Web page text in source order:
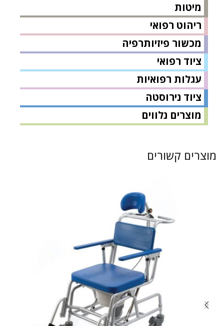
מיטות
ריהוט רפואי
מכשור פיזיותרפיה
ציוד רפואי
עגלות רפואיות
ציוד נירוסטה
מוצרים נלווים
מוצרים קשורים